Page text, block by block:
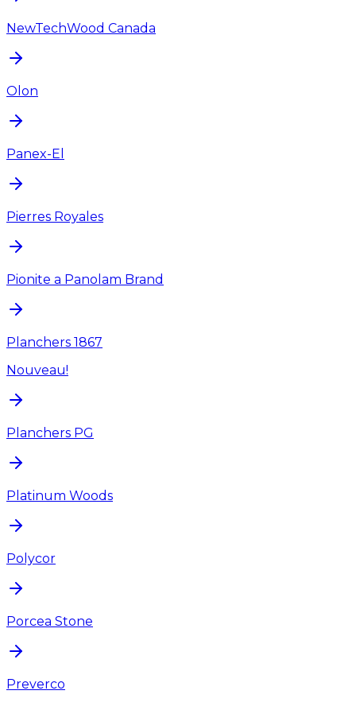
NewTechWood Canada
Olon
Panex-El
Pierres Royales
Pionite a Panolam Brand
Planchers 1867
Nouveau!
Planchers PG
Platinum Woods
Polycor
Porcea Stone
Preverco